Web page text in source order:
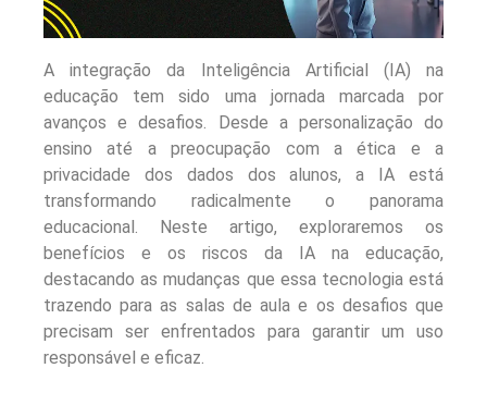
A integração da Inteligência Artificial (IA) na
educação tem sido uma jornada marcada por
avanços e desafios. Desde a personalização do
ensino até a preocupação com a ética e a
privacidade dos dados dos alunos, a IA está
transformando radicalmente o panorama
educacional. Neste artigo, exploraremos os
benefícios e os riscos da IA na educação,
destacando as mudanças que essa tecnologia está
trazendo para as salas de aula e os desafios que
precisam ser enfrentados para garantir um uso
responsável e eficaz.